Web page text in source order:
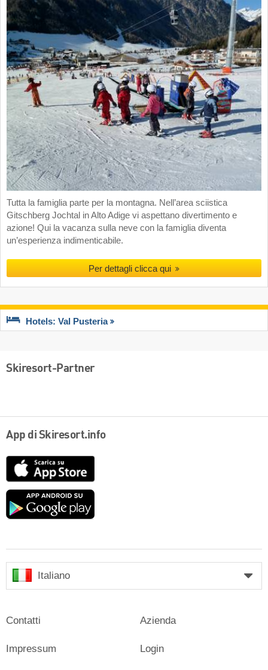
Tutta la famiglia parte per la montagna. Nell’area sciistica
Gitschberg Jochtal in Alto Adige vi aspettano divertimento e
azione! Qui la vacanza sulla neve con la famiglia diventa
un’esperienza indimenticabile.
Per dettagli clicca qui
Hotels: Val Pusteria
Skiresort-Partner
App di Skiresort.info
Google
Italiano
Contatti
Impressum
Azienda
Login